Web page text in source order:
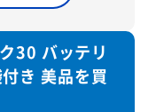
30 バッテリ
き 美品を買